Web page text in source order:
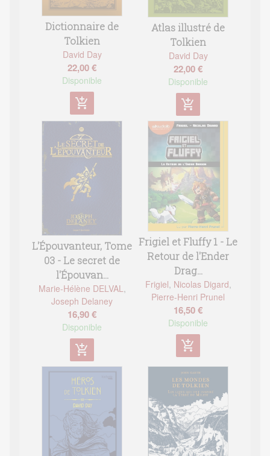
Dictionnaire de
Tolkien
David Day
22,00 €
Disponible
add_shopping_cart
Atlas illustré de
Tolkien
David Day
22,00 €
Disponible
add_shopping_cart
L'Épouvanteur, Tome
03 - Le secret de
l'Épouvan...
Marie-Hélène DELVAL,
Joseph Delaney
16,90 €
Disponible
add_shopping_cart
Frigiel et Fluffy 1 - Le
Retour de l'Ender
Drag...
Frigiel, Nicolas Digard,
Pierre-Henri Prunel
16,50 €
Disponible
add_shopping_cart